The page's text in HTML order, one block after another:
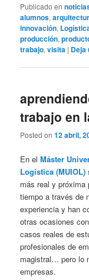
Publicado en
alumnos,
innovación,
producción,
trabajo,visita | Deja
trabajo en
Posted on12 abril,
En elMáster
Logística (MUIOL)
más real y próxima
tiempo a través de
experiencia y han
otras ocasiones
casos reales de
profesionales de
magistral… pero lo
empresas.